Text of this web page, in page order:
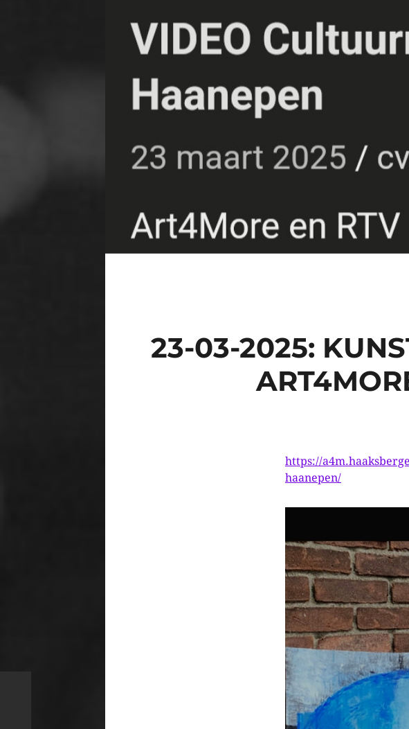
23-03-2025:
https://
haanepen/